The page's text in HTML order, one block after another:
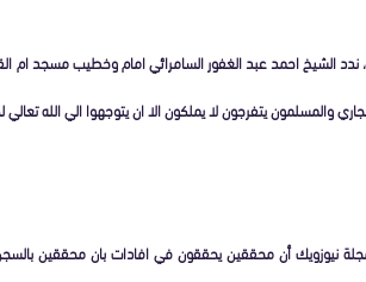
ندد الشيخ احمد عبد الغفور السامرائي امام وخطيب مسجد ام
والمسلمون يتفرجون لا يملكون الا ان يتوجهوا الي الله
نيوزويك أن محققين يحققون في افادات بان محققين